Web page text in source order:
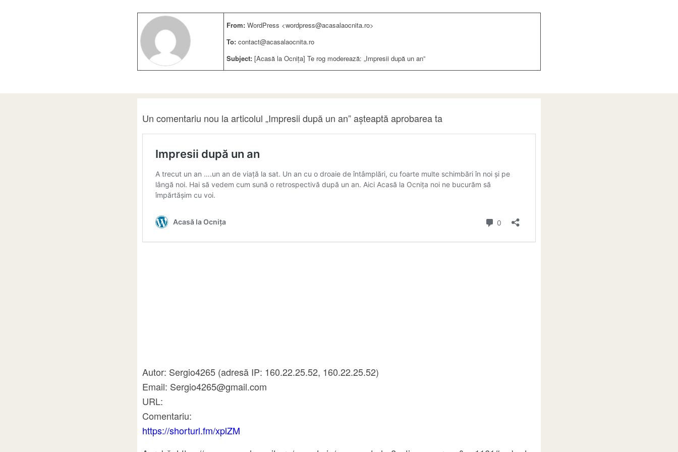
From: WordPress <wordpress@acasalaocnita.ro>
To: contact@acasalaocnita.ro
Subject: [Acasă la Ocnița] Te rog moderează: „Impresii după un an”
Un comentariu nou la articolul „Impresii după un an” așteaptă aprobarea ta
Autor: Sergio4265 (adresă IP: 160.22.25.52, 160.22.25.52)
Email: Sergio4265@gmail.com
URL:
Comentariu:
https://shorturl.fm/xplZM